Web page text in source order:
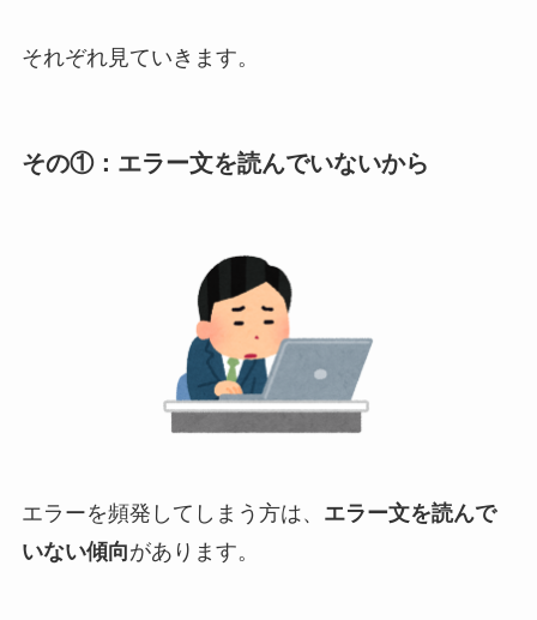
それぞれ見ていきます。
その①：エラー文を読んでいないから
エラーを頻発してしまう方は、 エラー文を読んで
いない傾向があります。